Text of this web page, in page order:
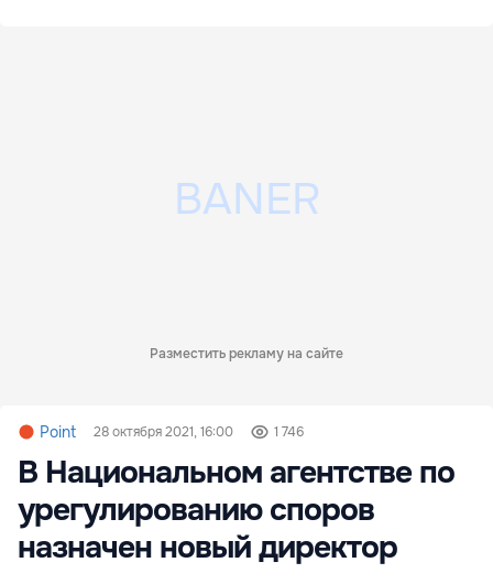
Разместить рекламу на сайте
Point 28 октября 2021, 16:00 1 746
В Национальном агентстве по
урегулированию споров
назначен новый директор